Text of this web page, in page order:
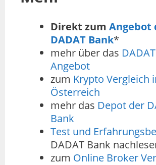
Direkt zum Angebot
DADAT Bank*
mehr über das
Angebot
zum Krypto Vergleich
Österreich
mehr das Depot der
Bank
Test und
DADAT Bank
zum Online Broker